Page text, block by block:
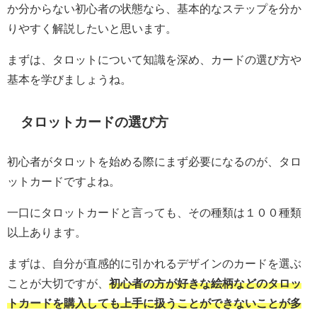
か分からない初心者の状態なら、基本的なステップを分か
りやすく解説したいと思います。
まずは、タロットについて知識を深め、カードの選び方や
基本を学びましょうね。
タロットカードの選び方
初心者がタロットを始める際にまず必要になるのが、タロ
ットカードですよね。
一口にタロットカードと言っても、その種類は１００種類
以上あります。
まずは、自分が直感的に引かれるデザインのカードを選ぶ
ことが大切ですが、 初心者の方が好きな絵柄などのタロッ
トカードを購入しても上手に扱うことができないことが多